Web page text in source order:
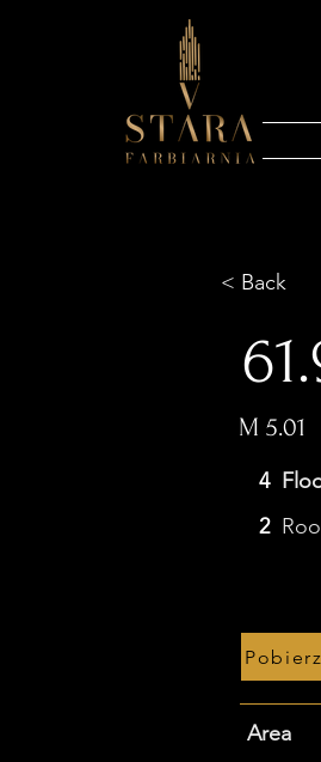
< Back
M 5.01
4
2
Area